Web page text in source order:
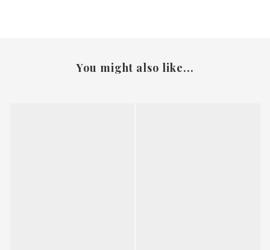
You might also like...